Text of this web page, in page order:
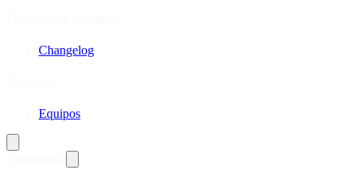
Changelog
Equipos